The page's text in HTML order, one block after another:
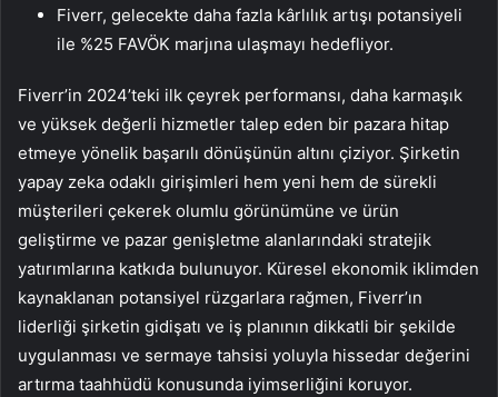
Fiverr, gelecekte daha fazla kârlılık artışı potansiyeli
ile %25 FAVÖK marjına ulaşmayı hedefliyor.
Fiverr’in 2024’teki ilk çeyrek performansı, daha karmaşık
ve yüksek değerli hizmetler talep eden bir pazara hitap
etmeye yönelik başarılı dönüşünün altını çiziyor. Şirketin
yapay zeka odaklı girişimleri hem yeni hem de sürekli
müşterileri çekerek olumlu görünümüne ve ürün
geliştirme ve pazar genişletme alanlarındaki stratejik
yatırımlarına katkıda bulunuyor. Küresel ekonomik iklimden
kaynaklanan potansiyel rüzgarlara rağmen, Fiverr’ın
liderliği şirketin gidişatı ve iş planının dikkatli bir şekilde
uygulanması ve sermaye tahsisi yoluyla hissedar değerini
artırma taahhüdü konusunda iyimserliğini koruyor.